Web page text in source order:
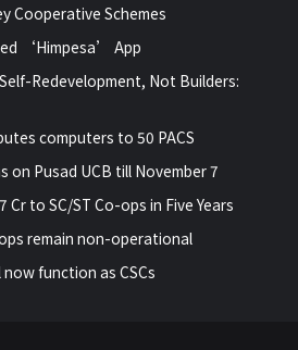
Cooperative Schemes
‘Himpesa’ App
Redevelopment, Not Builders:
computers to 50 PACS
on Pusad UCB till November 7
Cr to SC/ST Co-ops in Five Years
remain non-operational
now function as CSCs